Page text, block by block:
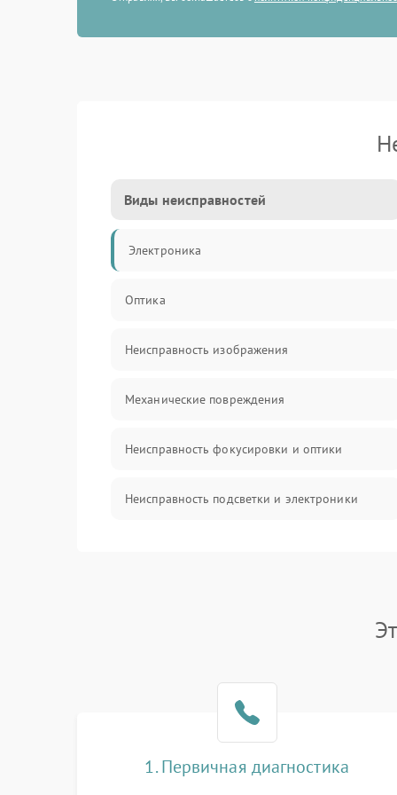
Виды неисправностей
Электроника
Оптика
Неисправность изображения
Механические повреждения
Неисправность фокусировки и оптики
Неисправность подсветки и электроники
Корпус/Герметичность
1. Первичная диагностика